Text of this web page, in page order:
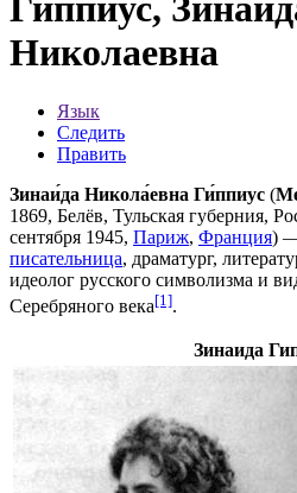
Гиппиус,
Николаевна
Язык
Следить
Править
Зинаи́да Никола́евна Ги́ппиус (
1869, Белёв, Тульская губерния,
сентября 1945, Париж, Франция) —
писательница, драматург,
идеолог русского символизма и
Серебряного века[1].
Зинаида